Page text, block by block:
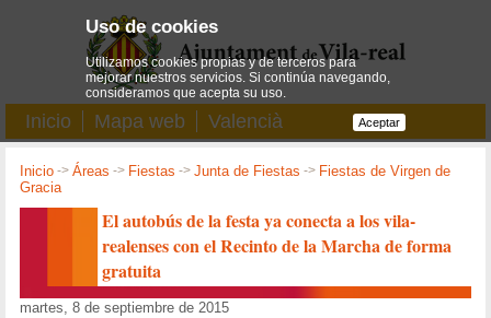
Inicio Mapa web Valencià
Inicio ->Áreas -> Fiestas ->Junta de Fiestas -> Fiestas de Virgen de
Gracia
El autobús de la festa ya conecta a los vila-
realenses con el Recinto de la Marcha de forma
gratuita
martes, 8 de septiembre de 2015
Uso de cookies
Utilizamos cookies propias y de terceros para
mejorar nuestros servicios. Si continúa navegando,
consideramos que acepta su uso.
Aceptar